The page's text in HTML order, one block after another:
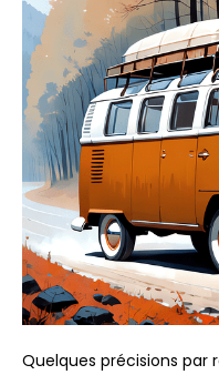
Quelques précisions par